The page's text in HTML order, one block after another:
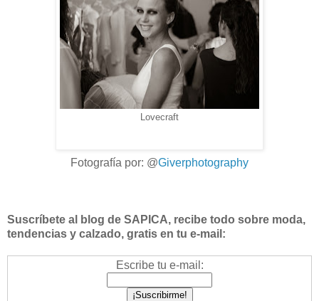
Lovecraft
Fotografía por: @Giverphotography
Suscríbete al blog de SAPICA, recibe todo sobre moda,
tendencias y calzado, gratis en tu e-mail:
Escribe tu e-mail: